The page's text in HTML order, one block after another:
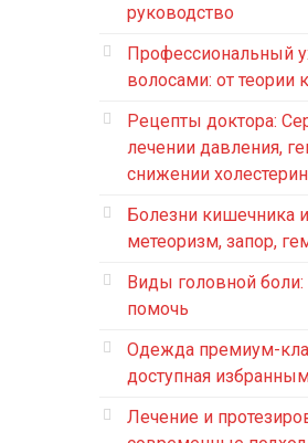
руководство
Профессиональный
волосами: от теории
Рецепты доктора:
лечении давления,
снижении
Болезни кишечника
метеоризм, запор,
Виды головной боли:
помочь
Одежда премиум-
доступная
Лечение и